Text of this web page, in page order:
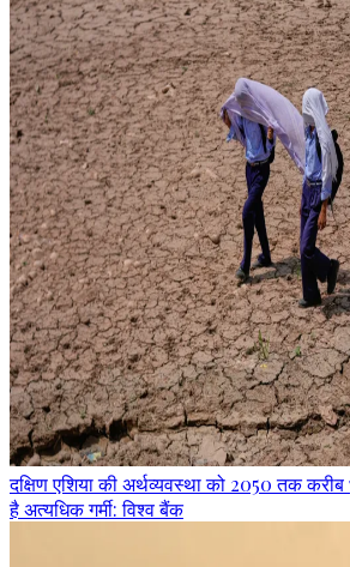
दक्षिण एशिया की अर्थव्यवस्था को 2050 तक
है अत्यधिक गर्मी: विश्व बैंक